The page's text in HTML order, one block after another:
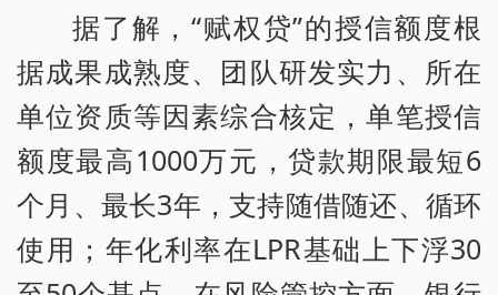
据了解，“赋权贷”的授信额度根
据成果成熟度、团队研发实力、所在
单位资质等因素综合核定，单笔授信
额度最高1000万元，贷款期限最短6
个月、最长3年，支持随借随还、循环
使用；年化利率在LPR基础上下浮30